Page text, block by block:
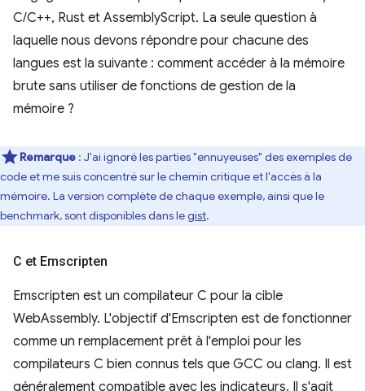
C/C++, Rust et AssemblyScript. La seule question à
laquelle nous devons répondre pour chacune des
langues est la suivante : comment accéder à la mémoire
brute sans utiliser de fonctions de gestion de la
mémoire ?
Remarque : J'ai ignoré les parties "ennuyeuses" des exemples de
code et me suis concentré sur le chemin critique et l'accès à la
mémoire. La version complète de chaque exemple, ainsi que le
benchmark, sont disponibles dans legist.
C et Emscripten
Emscripten est un compilateur C pour la cible
WebAssembly. L'objectif d'Emscripten est de fonctionner
comme un remplacement prêt à l'emploi pour les
compilateurs C bien connus tels que GCC ou clang. Il est
généralement compatible avec les indicateurs. Il s'agit